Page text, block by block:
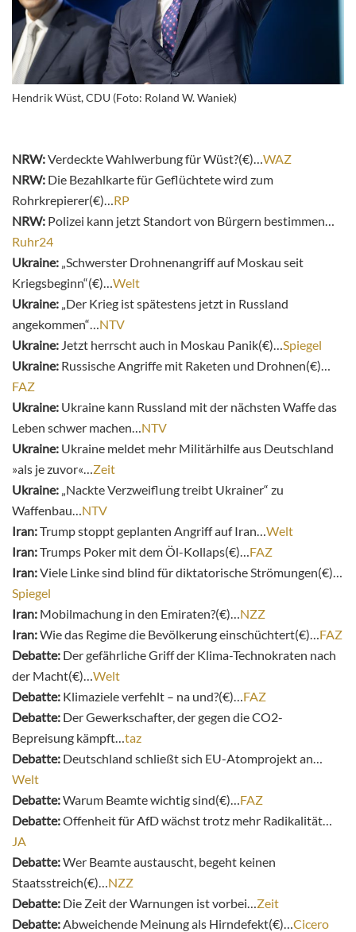
Hendrik Wüst, CDU (Foto: Roland W. Waniek)
NRW:Verdeckte Wahlwerbung für Wüst?(€)… WAZ
NRW: Die Bezahlkarte für Geflüchtete wird zum
Rohrkrepierer(€)… RP
NRW: Polizei kann jetzt Standort von Bürgern bestimmen…
Ruhr24
Ukraine: „Schwerster Drohnenangriff auf Moskau seit
Kriegsbeginn“(€)… Welt
Ukraine: „Der Krieg ist spätestens jetzt in Russland
angekommen“… NTV
Ukraine: Jetzt herrscht auch in Moskau Panik(€)… Spiegel
Ukraine: Russische Angriffe mit Raketen und Drohnen(€)…
FAZ
Ukraine: Ukraine kann Russland mit der nächsten Waffe das
Leben schwer machen… NTV
Ukraine: Ukraine meldet mehr Militärhilfe aus Deutschland
»als je zuvor«… Zeit
Ukraine: „Nackte Verzweiflung treibt Ukrainer“ zu
Waffenbau… NTV
Iran:Trump stoppt geplanten Angriff auf Iran… Welt
Iran:Trumps Poker mit dem Öl-Kollaps(€)… FAZ
Iran:Viele Linke sind blind für diktatorische Strömungen(€)…
Spiegel
Iran: Mobilmachung in den Emiraten?(€)… NZZ
Iran:Wie das Regime die Bevölkerung einschüchtert(€)… FAZ
Debatte: Der gefährliche Griff der Klima-Technokraten nach
der Macht(€)… Welt
Debatte: Klimaziele verfehlt – na und?(€)… FAZ
Debatte: Der Gewerkschafter, der gegen die CO2-
Bepreisung kämpft… taz
Debatte: Deutschland schließt sich EU-Atomprojekt an…
Welt
Debatte:Warum Beamte wichtig sind(€)… FAZ
Debatte:Offenheit für AfD wächst trotz mehr Radikalität…
JA
Debatte:Wer Beamte austauscht, begeht keinen
Staatsstreich(€)… NZZ
Debatte: Die Zeit der Warnungen ist vorbei… Zeit
Debatte: Abweichende Meinung als Hirndefekt(€)… Cicero